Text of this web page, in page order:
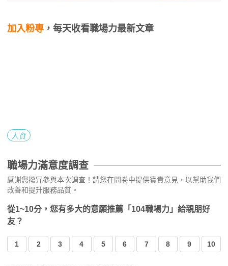
加入粉專 ，每天收看職場力最新文章
人資
職場力滿意度調查
感謝您撥冗參與本次調查！請您在問卷中提供寶貴意見，以幫助我們
改善和提升服務品質。
從1~10分，您有多大的意願推薦「104職場力」給親朋好
友？
1 2 3 4 5 6 7 8 9 10